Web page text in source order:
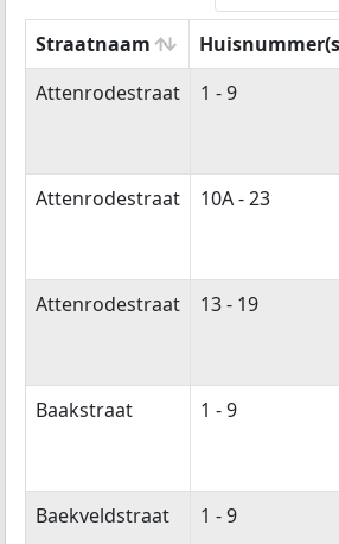
Straatnaam
Straatnaam
Huisnummer(s)
Attenrodestraat 1 - 9
Attenrodestraat 10A - 23
Attenrodestraat 13 - 19
Baakstraat 1 - 9
Baekveldstraat 1 - 9